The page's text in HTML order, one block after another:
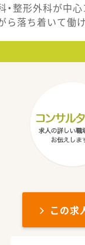
・整形外科が中
ら落ち着いて働け
この求